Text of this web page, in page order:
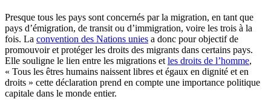
Presque tous les pays sont concernés par la migration, en tant que
pays d’émigration, de transit ou d’immigration, voire les trois à la
fois. La convention des Nations unies a donc pour objectif de
promouvoir et protéger les droits des migrants dans certains pays.
Elle souligne le lien entre les migrations et les droits de l’homme,
« Tous les êtres humains naissent libres et égaux en dignité et en
droits » cette déclaration prend en compte une importance politique
capitale dans le monde entier.